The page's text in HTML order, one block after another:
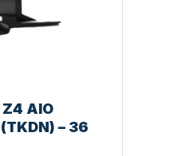
AIO
– 36